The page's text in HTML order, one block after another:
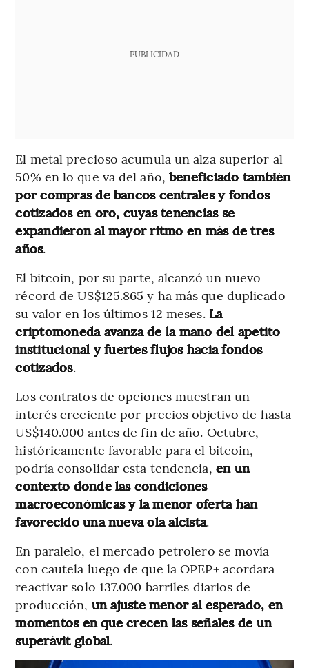
PUBLICIDAD
El metal precioso acumula un alza superior al
50% en lo que va del año, beneficiado también
por compras de bancos centrales y fondos
cotizados en oro, cuyas tenencias se
expandieron al mayor ritmo en más de tres
años.
El bitcoin, por su parte, alcanzó un nuevo
récord de US$125.865 y ha más que duplicado
su valor en los últimos 12 meses. La
criptomoneda avanza de la mano del apetito
institucional y fuertes flujos hacia fondos
cotizados.
Los contratos de opciones muestran un
interés creciente por precios objetivo de hasta
US$140.000 antes de fin de año. Octubre,
históricamente favorable para el bitcoin,
podría consolidar esta tendencia, en un
contexto donde las condiciones
macroeconómicas y la menor oferta han
favorecido una nueva ola alcista.
En paralelo, el mercado petrolero se movía
con cautela luego de que la OPEP+ acordara
reactivar solo 137.000 barriles diarios de
producción, un ajuste menor al esperado, en
momentos en que crecen las señales de un
superávit global.